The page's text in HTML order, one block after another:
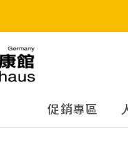
促銷專區